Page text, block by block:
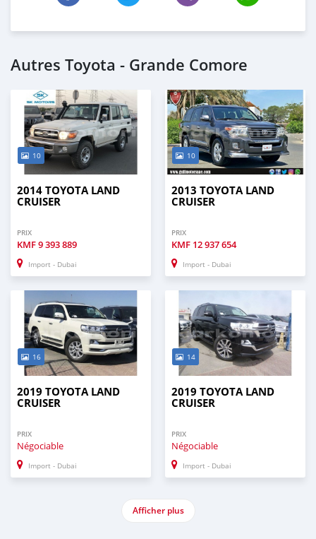
Autres Toyota - Grande Comore
10
2014 TOYOTA LAND
CRUISER
PRIX
KMF9 393 889
Import - Dubai
10
2013 TOYOTA LAND
CRUISER
PRIX
KMF 12 937 654
Import - Dubai
16
2019 TOYOTA LAND
CRUISER
PRIX
Négociable
Import - Dubai
14
2019 TOYOTA LAND
CRUISER
PRIX
Négociable
Import - Dubai
Afficher plus